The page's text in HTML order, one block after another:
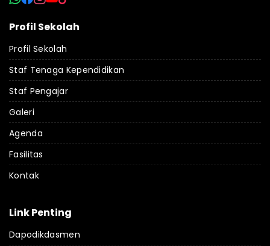
Profil Sekolah
Profil Sekolah
Staf Tenaga Kependidikan
Staf Pengajar
Galeri
Agenda
Fasilitas
Kontak
Link Penting
Dapodikdasmen